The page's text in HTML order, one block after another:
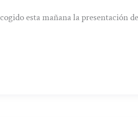
esta mañana la presentación